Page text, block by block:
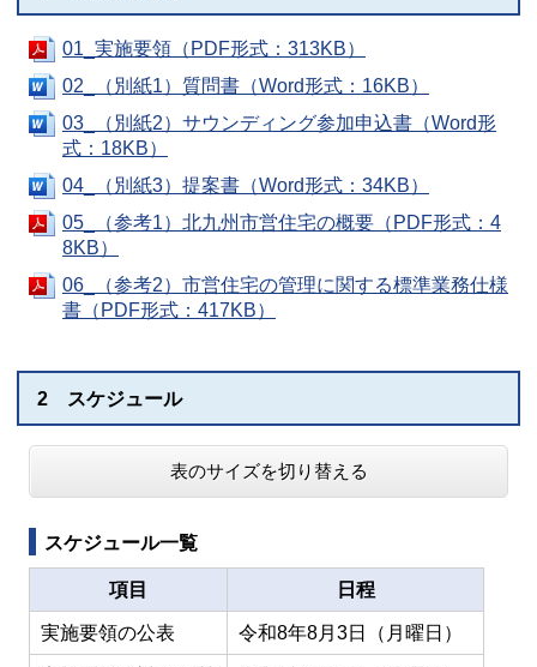
01_実施要領（PDF形式：313KB）
02_（別紙1）質問書（Word形式：16KB）
03_（別紙2）サウンディング参加申込書（Word形
式：18KB）
04_（別紙3）提案書（Word形式：34KB）
05_（参考1）北九州市営住宅の概要（PDF形式：4
8KB）
06_（参考2）市営住宅の管理に関する標準業務仕様
書（PDF形式：417KB）
2 スケジュール
表のサイズを切り替える
スケジュール一覧
項目 日程
実施要領の公表 令和8年8月3日（月曜日）